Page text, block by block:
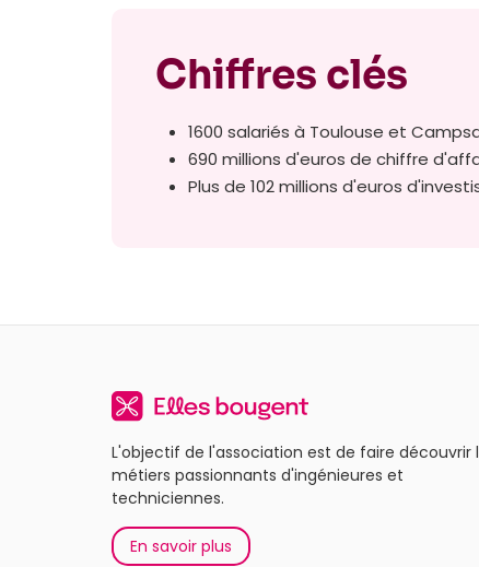
Chiffres clés
1600 salariés à Toulouse et
690 millions d'euros de chiffre
Plus de 102 millions d'euros
L'objectif de l'association est de faire découvrir
métiers passionnants d'ingénieures et
techniciennes.
En savoir plus